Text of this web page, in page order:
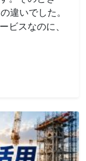
違いでした。
ビスなのに、